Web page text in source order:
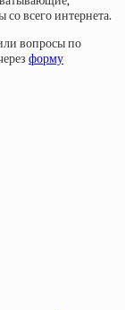
всего интернета.
вопросы по
форму